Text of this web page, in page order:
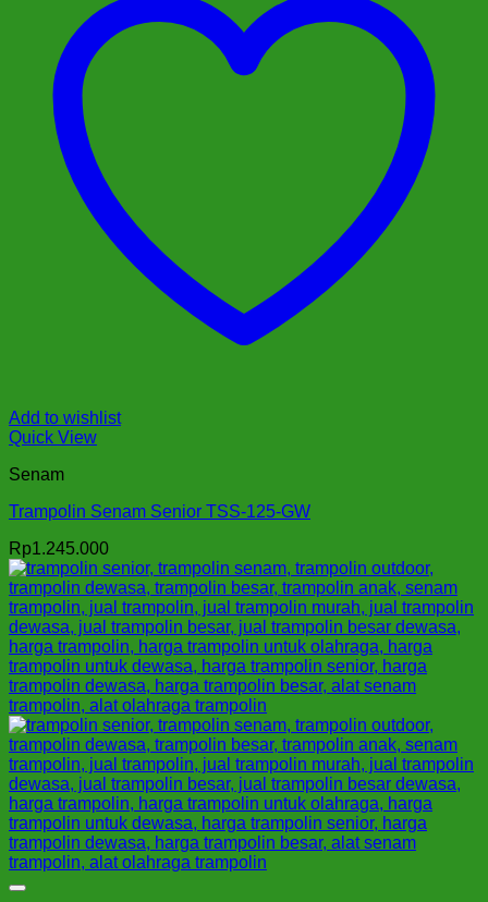
Add to wishlist
Quick View
Senam
Trampolin Senam Senior TSS-125-GW
Rp1.245.000